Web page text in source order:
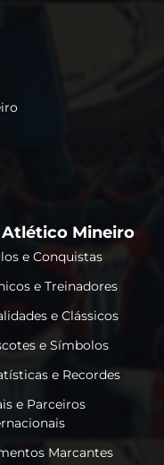
Mineiro
e Conquistas
e Treinadores
e Clássicos
e Símbolos
e Recordes
e Parceiros
Marcantes